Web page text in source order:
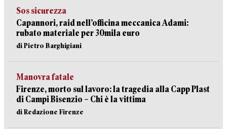
Sos sicurezza
Capannori, raid nell’officina meccanica Adami:
rubato materiale per 30mila euro
di Pietro Barghigiani
Manovra fatale
Firenze, morto sul lavoro: la tragedia alla Capp Plast
di Campi Bisenzio – Chi è la vittima
di Redazione Firenze